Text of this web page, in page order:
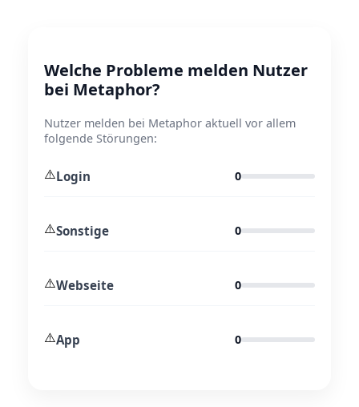
Welche Probleme melden Nutzer
bei Metaphor?
Nutzer melden bei Metaphor aktuell vor allem
folgende Störungen:
⚠️Login 0
⚠️Sonstige 0
⚠️Webseite 0
⚠️App 0